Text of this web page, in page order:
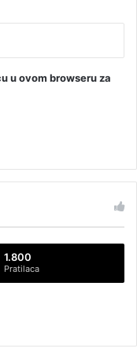
u ovom browseru za
1.800
Pratilaca